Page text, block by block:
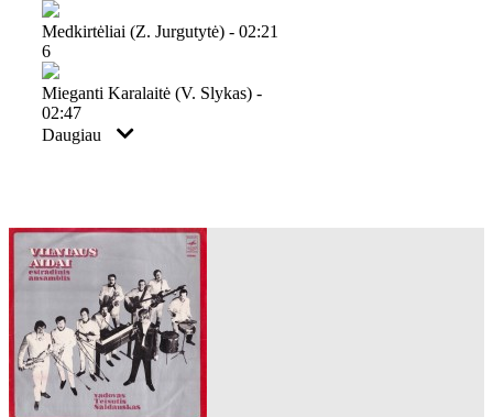
Medkirtėliai (z. Jurgutytė) - 02:21
6
Mieganti Karalaitė (v. Slykas) -
02:47
Daugiau